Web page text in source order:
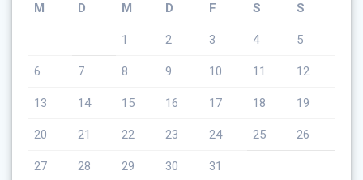
M D M D F S S
1 2 3 4 5
6 7 8 9 10 11 12
13 14 15 16 17 18 19
20 21 22 23 24 25 26
27 28 29 30 31